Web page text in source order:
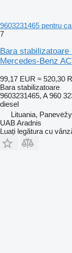
9603231465 pentru
7
Bara stabilizatoare
Mercedes-Benz
99,17 EUR ≈ 520,30
Bara stabilizatoare
9603231465, A 960
diesel
Lituania,
UAB Aradnis
Luați legătura cu